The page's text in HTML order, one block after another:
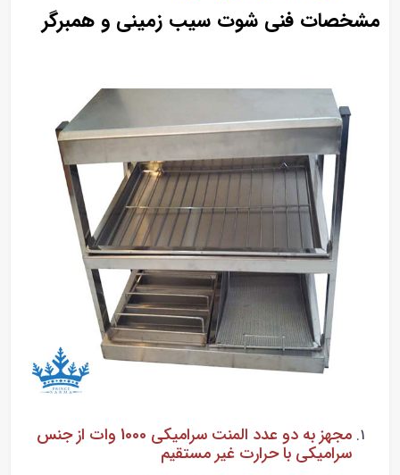
مشخصات فنی شوت سیب زمینی و همبرگر
مجهز به دو عدد المنت سرامیکی 1000 وات از جنس
سرامیکی با حرارت غیر مستقیم